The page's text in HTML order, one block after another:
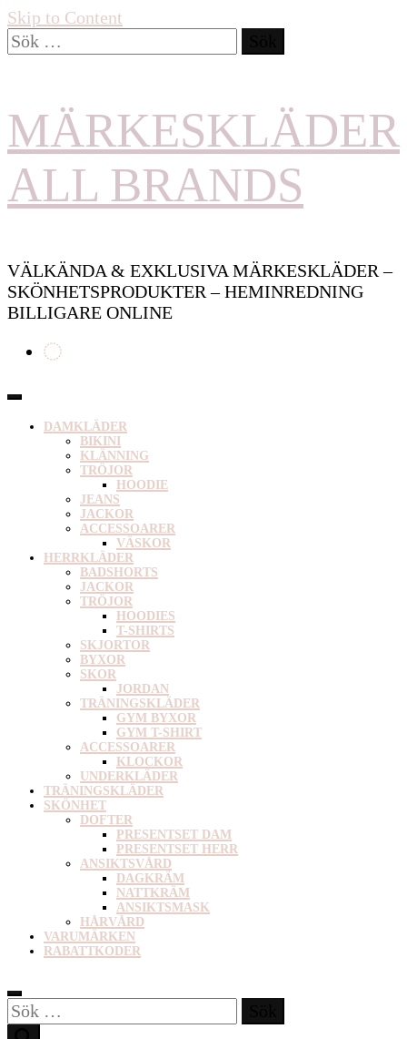
Skip to Content
Sök
efter:
MÄRKESKLÄDER
ALL BRANDS
VÄLKÄNDA & EXKLUSIVA MÄRKESKLÄDER –
SKÖNHETSPRODUKTER – HEMINREDNING
BILLIGARE ONLINE
DAMKLÄDER
BIKINI
KLÄNNING
TRÖJOR
HOODIE
JEANS
JACKOR
ACCESSOARER
VÄSKOR
HERRKLÄDER
BADSHORTS
JACKOR
TRÖJOR
HOODIES
T-SHIRTS
SKJORTOR
BYXOR
SKOR
JORDAN
TRÄNINGSKLÄDER
GYM BYXOR
GYM T-SHIRT
ACCESSOARER
KLOCKOR
UNDERKLÄDER
TRÄNINGSKLÄDER
SKÖNHET
DOFTER
PRESENTSET DAM
PRESENTSET HERR
ANSIKTSVÅRD
DAGKRÄM
NATTKRÄM
ANSIKTSMASK
HÅRVÅRD
VARUMÄRKEN
RABATTKODER
Sök
efter: